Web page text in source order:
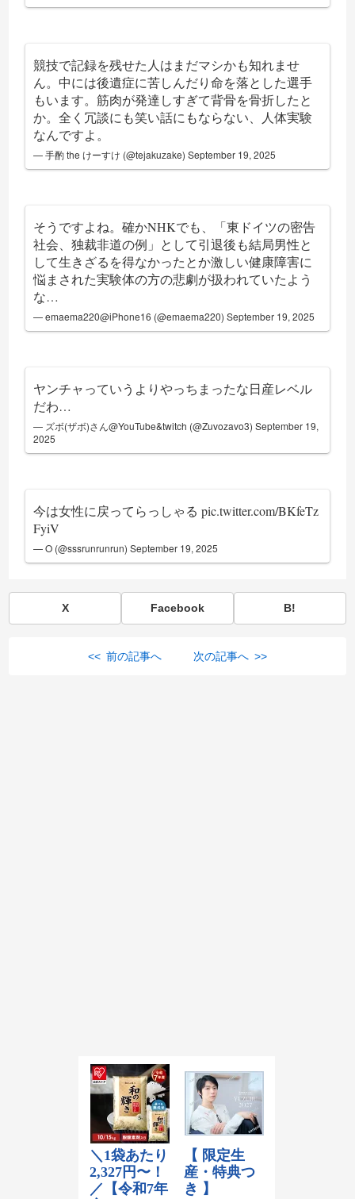
競技で記録を残せた人はまだマシかも知れませ
ん。中には後遺症に苦しんだり命を落とした選手
もいます。筋肉が発達しすぎて背骨を骨折したと
か。全く冗談にも笑い話にもならない、人体実験
なんですよ。
— 手酌 the けーすけ (@tejakuzake)September 19, 2025
そうですよね。確かNHKでも、「東ドイツの密告
社会、独裁非道の例」として引退後も結局男性と
して生きざるを得なかったとか激しい健康障害に
悩まされた実験体の方の悲劇が扱われていたよう
な…
— emaema220@iPhone16 (@emaema220)September 19, 2025
ヤンチャっていうよりやっちまったな日産レベル
だわ…
— ズボ(ザボ)さん@YouTube&twitch (@Zuvozavo3)September 19,
2025
今は女性に戻ってらっしゃるpic.twitter.com/BKfeTz
FyiV
— O (@sssrunrunrun)September 19, 2025
X Facebook B!
<< 前の記事へ 次の記事へ >>